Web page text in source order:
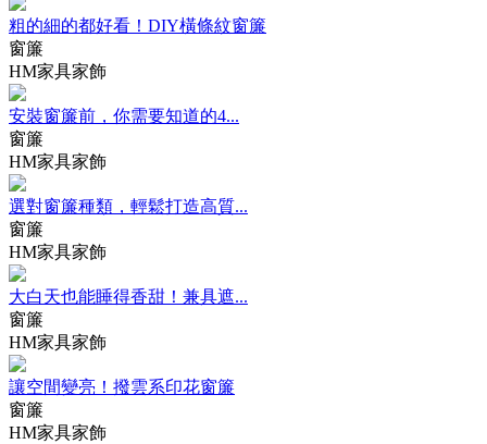
粗的細的都好看！DIY橫條紋窗簾
窗簾
HM家具家飾
安裝窗簾前，你需要知道的4...
窗簾
HM家具家飾
選對窗簾種類，輕鬆打造高質...
窗簾
HM家具家飾
大白天也能睡得香甜！兼具遮...
窗簾
HM家具家飾
讓空間變亮！撥雲系印花窗簾
窗簾
HM家具家飾